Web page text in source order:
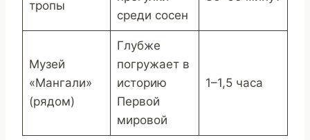
тропы
среди сосен
Музей
«Мангали»
(рядом)
Глубже
погружает в
историю
Первой
мировой
1–1,5 часа